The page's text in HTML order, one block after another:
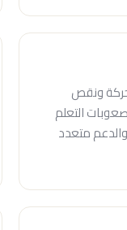
ونقص
التعلم
متعدد